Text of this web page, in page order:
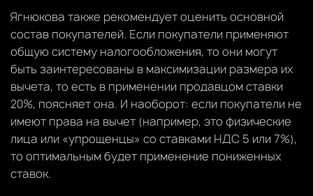
Ягнюкова также рекомендует оценить основной
состав покупателей. Если покупатели применяют
общую систему налогообложения, то они могут
быть заинтересованы в максимизации размера их
вычета, то есть в применении продавцом ставки
20%, поясняет она. И наоборот: если покупатели не
имеют права на вычет (например, это физические
лица или «упрощенцы» со ставками НДС 5 или 7%),
то оптимальным будет применение пониженных
ставок.